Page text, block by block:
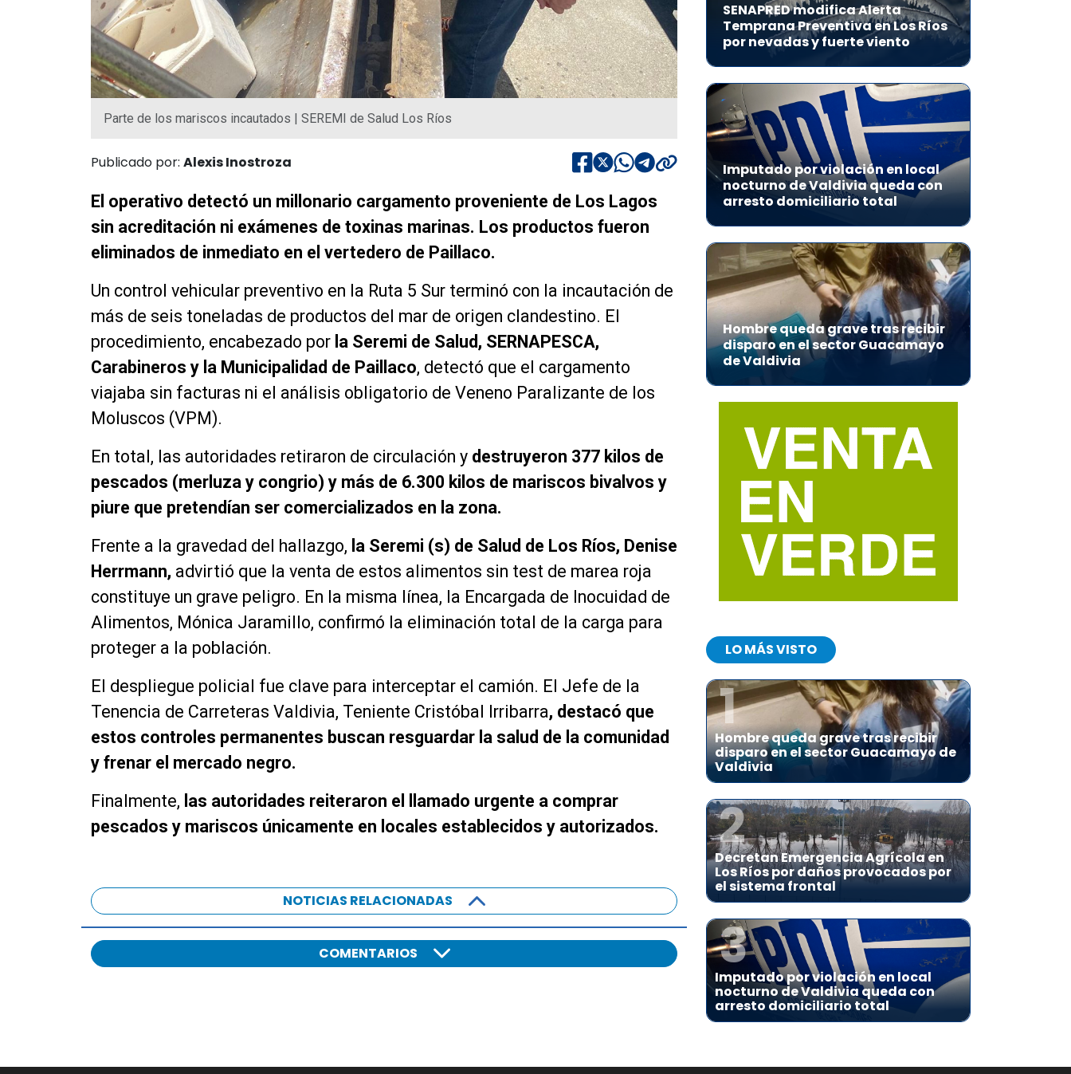
Parte de los mariscos incautados | SEREMI de Salud Los Ríos
Publicado por: Alexis Inostroza
El operativo detectó un millonario cargamento proveniente de Los Lagos
sin acreditación ni exámenes de toxinas marinas. Los productos fueron
eliminados de inmediato en el vertedero de Paillaco.
Un control vehicular preventivo en la Ruta 5 Sur terminó con la incautación de
más de seis toneladas de productos del mar de origen clandestino. El
procedimiento, encabezado por la Seremi de Salud, SERNAPESCA,
Carabineros y la Municipalidad de Paillaco, detectó que el cargamento
viajaba sin facturas ni el análisis obligatorio de Veneno Paralizante de los
Moluscos (VPM).
En total, las autoridades retiraron de circulación y destruyeron 377 kilos de
pescados (merluza y congrio) y más de 6.300 kilos de mariscos bivalvos y
piure que pretendían ser comercializados en la zona.
Frente a la gravedad del hallazgo, la Seremi (s) de Salud de Los Ríos, Denise
Herrmann, advirtió que la venta de estos alimentos sin test de marea roja
constituye un grave peligro. En la misma línea, la Encargada de Inocuidad de
Alimentos, Mónica Jaramillo, confirmó la eliminación total de la carga para
proteger a la población.
El despliegue policial fue clave para interceptar el camión. El Jefe de la
Tenencia de Carreteras Valdivia, Teniente Cristóbal Irribarra, destacó que
estos controles permanentes buscan resguardar la salud de la comunidad
y frenar el mercado negro.
Finalmente, las autoridades reiteraron el llamado urgente a comprar
pescados y mariscos únicamente en locales establecidos y autorizados.
NOTICIAS RELACIONADAS
COMENTARIOS
SENAPRED modifica Alerta
Temprana Preventiva en Los Ríos
por nevadas y fuerte viento
Imputado por violación en local
nocturno de Valdivia queda con
arresto domiciliario total
Hombre queda grave tras recibir
disparo en el sector Guacamayo
de Valdivia
LO MÁS VISTO
1
Hombre queda grave tras recibir
disparo en el sector Guacamayo de
Valdivia
2
Decretan Emergencia Agrícola en
Los Ríos por daños provocados por
el sistema frontal
3
Imputado por violación en local
nocturno de Valdivia queda con
arresto domiciliario total